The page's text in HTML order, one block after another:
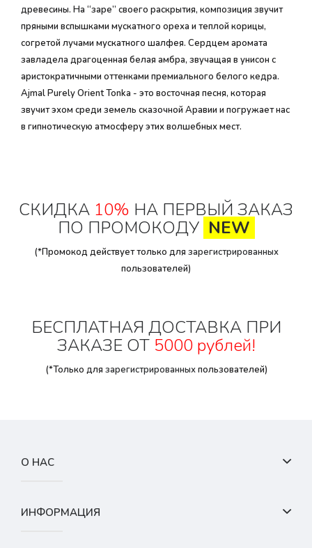
древесины. На “заре” своего раскрытия, композиция звучит
пряными вспышками мускатного ореха и теплой корицы,
согретой лучами мускатного шалфея. Сердцем аромата
завладела драгоценная белая амбра, звучащая в унисон с
аристократичными оттенками премиального белого кедра.
Ajmal Purely Orient Tonka - это восточная песня, которая
звучит эхом среди земель сказочной Аравии и погружает нас
в гипнотическую атмосферу этих волшебных мест.
СКИДКА 10% НА ПЕРВЫЙ ЗАКАЗ
ПО ПРОМОКОДУ NEW
(*Промокод действует только для зарегистрированных
пользователей)
БЕСПЛАТНАЯ ДОСТАВКА ПРИ
ЗАКАЗЕ ОТ 5000 рублей!
(*Только для зарегистрированныхпользователей)
О НАС
ИНФОРМАЦИЯ